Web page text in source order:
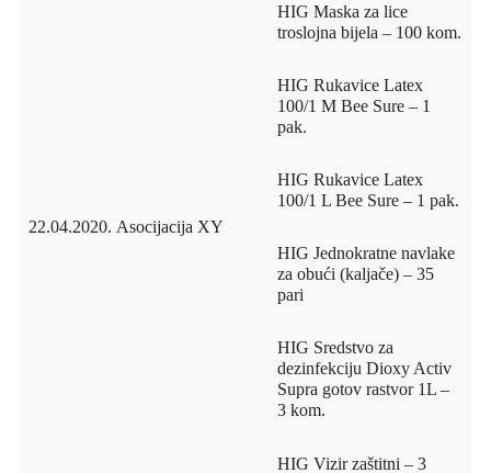
22.04.2020. Asocijacija XY
HIG Maska za lice
troslojna bijela – 100 kom.
HIG Rukavice Latex
100/1 M Bee Sure – 1
pak.
HIG Rukavice Latex
100/1 L Bee Sure – 1 pak.
HIG Jednokratne navlake
za obući (kaljače) – 35
pari
HIG Sredstvo za
dezinfekciju Dioxy Activ
Supra gotov rastvor 1L –
3 kom.
HIG Vizir zaštitni – 3